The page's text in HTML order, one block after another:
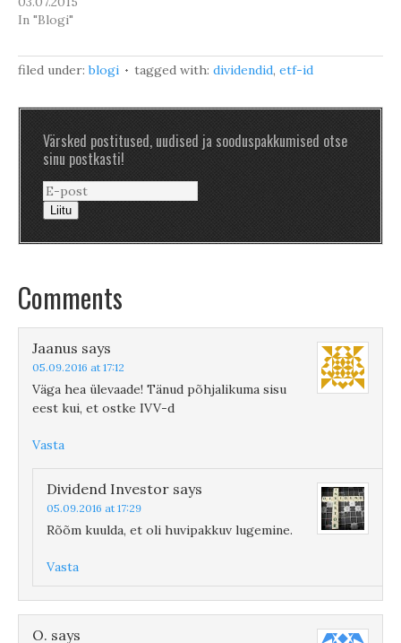
In "Blogi"
filed under:blogi tagged with: dividendid, etf-id
Värsked postitused, uudised ja sooduspakkumised otse
sinu postkasti!
Liitu
Comments
Jaanus says
05.09.2016 at 17:12
Väga hea ülevaade! Tänud põhjalikuma sisu
eest kui, et ostke IVV-d
Vasta
Dividend Investor says
05.09.2016 at 17:29
Rõõm kuulda, et oli huvipakkuv lugemine.
Vasta
O. says